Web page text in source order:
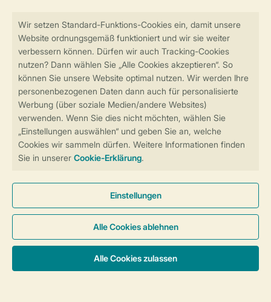
Sicherstellung Deiner Privatsphäre
Sicher und schnell zur Online-Buchung
Sichere Datenübertragung
Sicheres Bezahlen
Cookies und Banner
Barrierefreiheit
© 2026 Landal GreenParks GmbH